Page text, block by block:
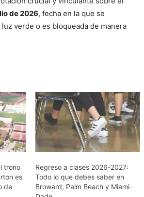
de 2026, fecha en la que se
verde o es bloqueada de manera
trono
es
de
Regreso a clases 2026-2027:
Todo lo que debes saber en
Broward, Palm Beach y Miami-